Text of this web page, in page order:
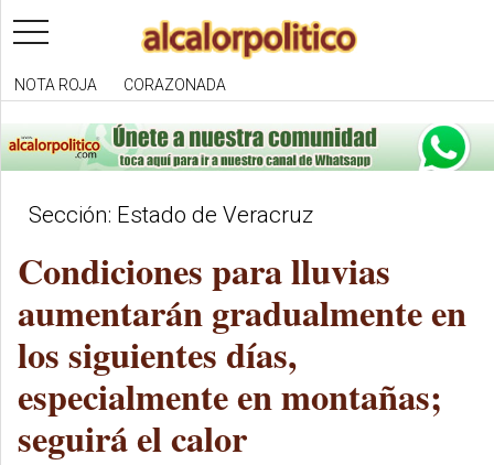
toggle
navigation
NOTA ROJA CORAZONADA
Sección: Estado de Veracruz
Condiciones para lluvias
aumentarán gradualmente en
los siguientes días,
especialmente en montañas;
seguirá el calor